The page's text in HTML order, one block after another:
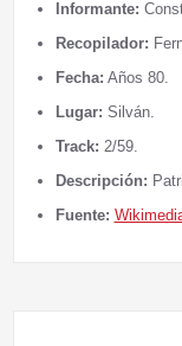
Informante:
Recopilador:
Fecha: Años 80.
Lugar: Silván.
Track: 2/59.
Descripción:
Fuente: